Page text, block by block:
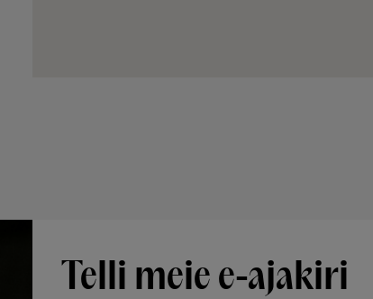
Telli meie e-ajakiri